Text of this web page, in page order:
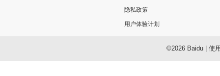
隐私政策
用户体验计划
©2026 Baidu| 使